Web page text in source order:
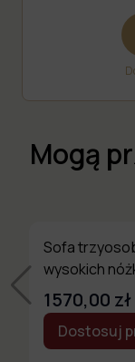
Mogą
Sofa
wysokich
1570,00 zł
Dostosuj